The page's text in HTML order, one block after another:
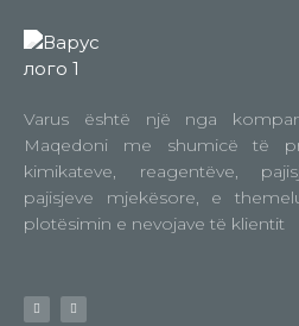
Varus është një nga
Maqedoni me shumicë të
kimikateve, reagentëve,
pajisjeve mjekësore, e
plotësimin e nevojave të klientit